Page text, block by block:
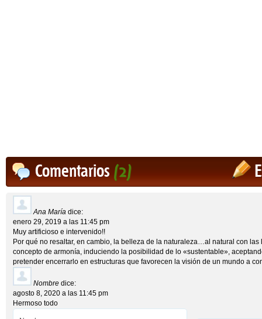
Comentarios(2)
Ana María dice:
enero 29, 2019 a las 11:45 pm
Muy artificioso e intervenido!!
Por qué no resaltar, en cambio, la belleza de la naturaleza…al natural con
concepto de armonía, induciendo la posibilidad de lo «sustentable»,
pretender encerrarlo en estructuras que favorecen la visión de un mundo a
Nombre dice:
agosto 8, 2020 a las 11:45 pm
Hermoso todo